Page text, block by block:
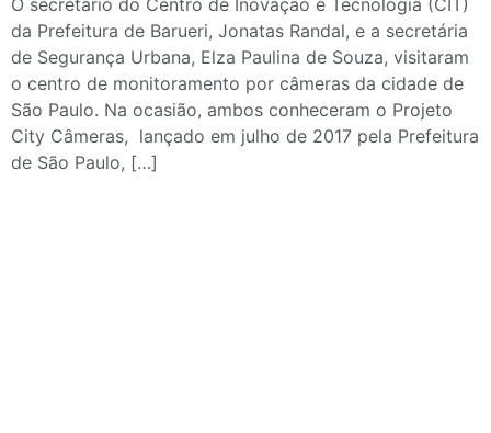
O secretário do Centro de Inovação e Tecnologia (CIT)
da Prefeitura de Barueri, Jonatas Randal, e a secretária
de Segurança Urbana, Elza Paulina de Souza, visitaram
o centro de monitoramento por câmeras da cidade de
São Paulo. Na ocasião, ambos conheceram o Projeto
City Câmeras, lançado em julho de 2017 pela Prefeitura
de São Paulo, […]